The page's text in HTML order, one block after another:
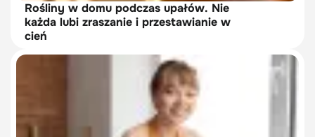
Rośliny w domu podczas upałów. Nie
każda lubi zraszanie i przestawianie w
cień